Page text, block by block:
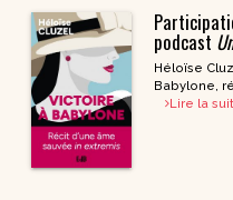
podcast
Héloïse
Babylone,
Lire la